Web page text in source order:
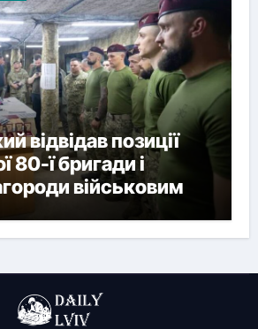
відвідав позиції
80-ї бригади і
військовим